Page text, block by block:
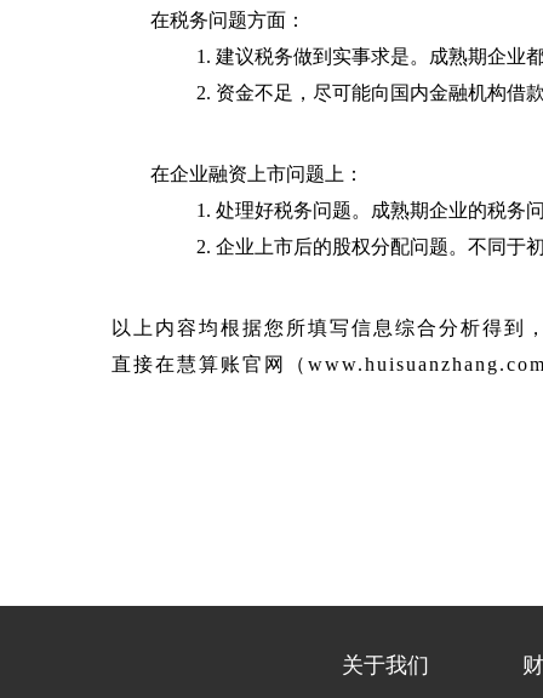
在税务问题方面：
1. 建议税务做到实事求是。成熟期企业
2. 资金不足，尽可能向国内金融机构借
在企业融资上市问题上：
1. 处理好税务问题。成熟期企业的税务
2. 企业上市后的股权分配问题。不同于
以上内容均根据您所填写信息综合分析得到
直接在慧算账官网（
关于我们